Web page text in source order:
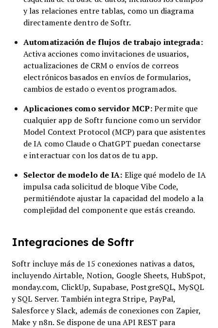
y las relaciones entre tablas, como un diagrama
directamente dentro de Softr.
Automatización de flujos de trabajo integrada:
Activa acciones como invitaciones de usuarios,
actualizaciones de CRM o envíos de correos
electrónicos basados en envíos de formularios,
cambios de estado o eventos programados.
Aplicaciones como servidor MCP:Permite que
cualquier app de Softr funcione como un servidor
Model Context Protocol (MCP) para que asistentes
de IA como Claude o ChatGPT puedan conectarse
e interactuar con los datos de tu app.
Selector de modelo de IA: Elige qué modelo de IA
impulsa cada solicitud de bloque Vibe Code,
permitiéndote ajustar la capacidad del modelo a la
complejidad del componente que estás creando.
Integraciones de Softr
Softr incluye más de 15 conexiones nativas a datos,
incluyendo Airtable, Notion, Google Sheets, HubSpot,
monday.com, ClickUp, Supabase, PostgreSQL, MySQL
y SQL Server. También integra Stripe, PayPal,
Salesforce y Slack, además de conexiones con Zapier,
Make y n8n. Se dispone de una API REST para